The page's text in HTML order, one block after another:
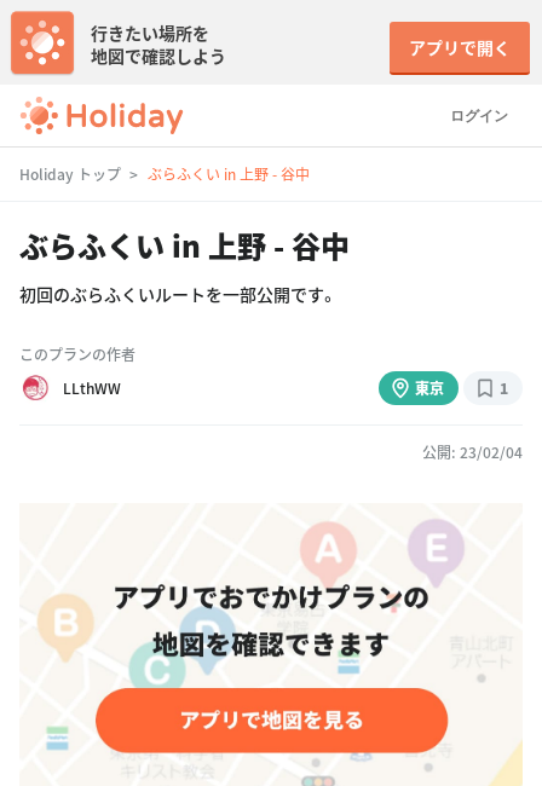
ログイン
行きたい場所を
地図で確認しよう
アプリで開く
Holiday トップ ぶらふくい in 上野 - 谷中
ぶらふくい in 上野 - 谷中
初回のぶらふくいルートを一部公開です。
このプランの作者
LLthWW
東京 1
公開: 23/02/04